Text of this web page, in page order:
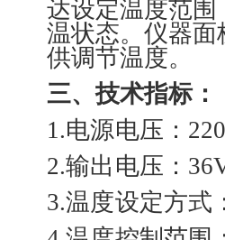
达设定温度范
温状态。仪器
供调节温度。
三、技术指标：
1.电源电压：
2.输出电压：
3.温度设定方式